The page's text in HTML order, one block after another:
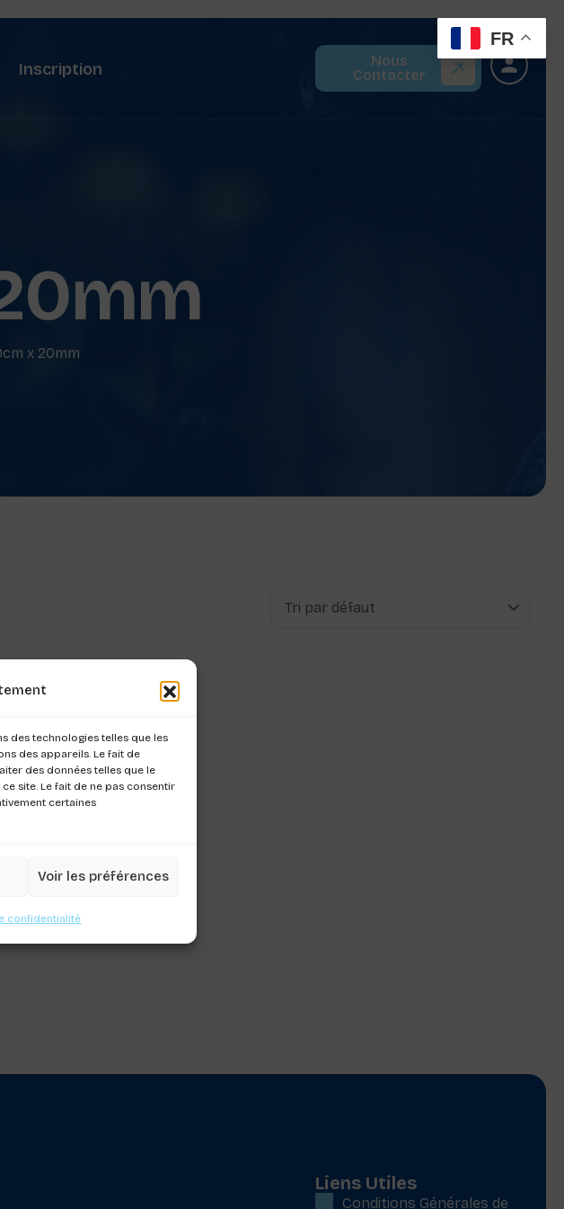
des technologies telles que les
des appareils. Le fait de
des données telles que le
site. Le fait de ne pas consentir
certaines
Voir les préférences
confidentialité
Inscription
Nous
Contacter
x 20mm
Liens Utiles
Conditions Générales de
FR